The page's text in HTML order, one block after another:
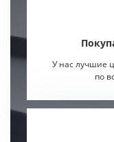
У нас лучшие
по